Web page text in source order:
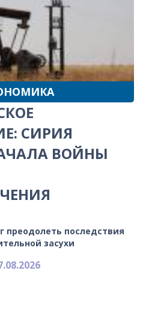
СИРИЯ
ВОЙНЫ
преодолеть последствия
засухи